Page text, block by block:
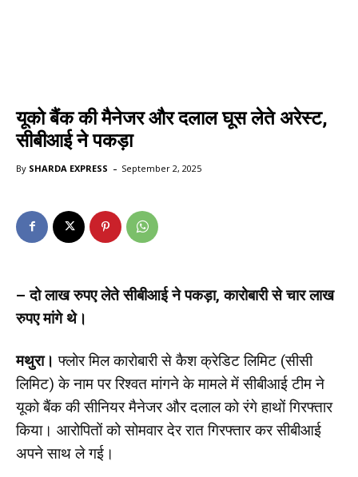
यूको बैंक की मैनेजर और दलाल घूस लेते अरेस्ट,
सीबीआई ने पकड़ा
By SHARDA EXPRESS - September 2, 2025
– दो लाख रुपए लेते सीबीआई ने पकड़ा, कारोबारी से चार लाख
रुपए मांगे थे।
मथुरा। फ्लोर मिल कारोबारी से कैश क्रेडिट लिमिट (सीसी
लिमिट) के नाम पर रिश्वत मांगने के मामले में सीबीआई टीम ने
यूको बैंक की सीनियर मैनेजर और दलाल को रंगे हाथों गिरफ्तार
किया। आरोपितों को सोमवार देर रात गिरफ्तार कर सीबीआई
अपने साथ ले गई।